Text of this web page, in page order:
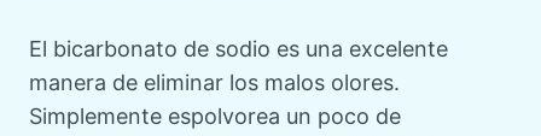
El bicarbonato de sodio es una excelente
manera de eliminar los malos olores.
Simplemente espolvorea un poco de